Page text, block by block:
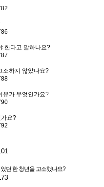
한다고 말하나요?
소하지 않았나요?
유가 무엇인가요?
요?
던 한 청년을 고소했나요?